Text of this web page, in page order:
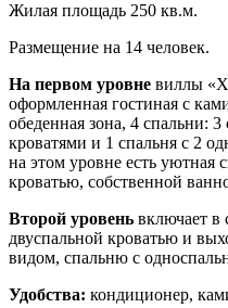
Жилая площадь 250 кв.м.
Размещение на 14 человек.
На первом уровне виллы
оформленная гостиная с
обеденная зона, 4 спальни:
кроватями и 1 спальня с 2
на этом уровне есть уютная
кроватью, собственной
Второй уровень включает в
двуспальной кроватью и
видом, спальню с
Удобства: кондиционер,